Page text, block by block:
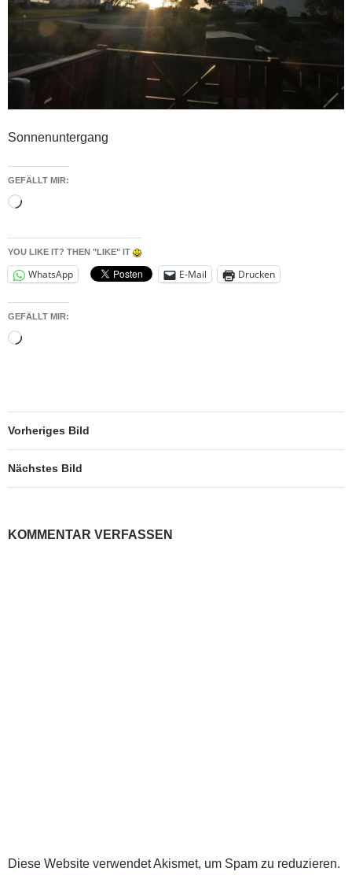
Sonnenuntergang
GEFÄLLT MIR:
Wird
YOU LIKE IT? THEN "LIKE" IT
WhatsApp E-Mail Drucken
GEFÄLLT MIR:
Wird
Vorheriges Bild
Nächstes Bild
KOMMENTAR VERFASSEN
Diese Website verwendet Akismet, um Spam zu reduzieren.